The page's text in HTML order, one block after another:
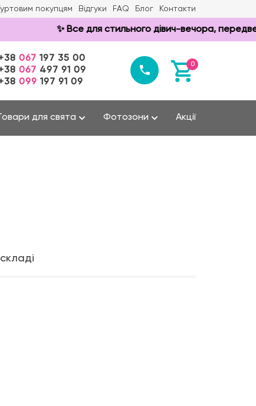
Гуртовим покупцям Відгуки FAQ Блог Контакти
✨ Все для стильного дівич-вечора,
067 197 35 00
067 497 91 09
099 197 91 09
0
для свята Фотозони Акції